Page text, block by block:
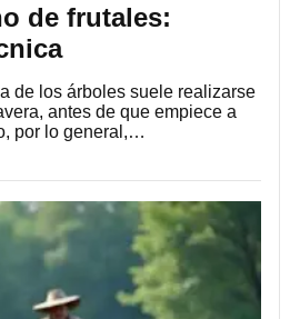
de frutales:
de los árboles suele realizarse
antes de que empiece a
por lo general,…